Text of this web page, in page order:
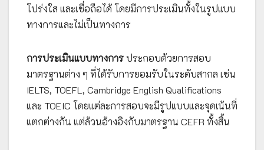
โปร่งใส และเชื่อถือได้ โดยมีการประเมินทั้งในรูปแบบ
ทางการและไม่เป็นทางการ
การประเมินแบบทางการประกอบด้วยการสอบ
มาตรฐานต่าง ๆ ที่ได้รับการยอมรับในระดับสากล เช่น
IELTS, TOEFL, Cambridge English Qualifications
และ TOEIC โดยแต่ละการสอบจะมีรูปแบบและจุดเน้นที่
แตกต่างกัน แต่ล้วนอ้างอิงกับมาตรฐาน CEFR ทั้งสิ้น